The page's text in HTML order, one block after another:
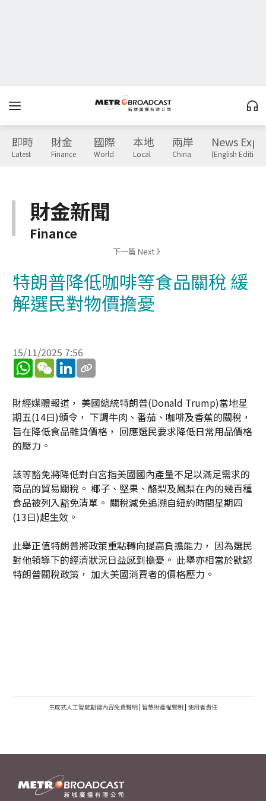
即時
Latest
財金
Finance
國際
World
本地
Local
兩岸
China
News
(English Edition)
財金新聞
Finance
下一篇 Next 》
特朗普降低咖啡等食品關稅 緩
解選民對物價擔憂
15/11/2025 7:56
WhatsApp
WeChatLinkedIn
財經媒體報道， 美國總統特朗普(Donald Trump)當地星
期五(14日)頒令， 下調牛肉、番茄、咖啡及香蕉的關稅，
旨在降低食品雜貨價格， 回應選民要求降低日常用品價格
的壓力。
該等豁免將降低對白宮指美國國內產量不足以滿足需求的
商品的貿易關稅。 椰子、堅果、酪梨及鳳梨在內的幾百種
食品被列入豁免清單。 關稅減免追溯自紐約時間星期四
(13日)起生效。
此舉正值特朗普將政策重點轉向提高負擔能力， 因為選民
對他領導下的經濟狀況日益感到擔憂。 此舉亦相當於默認
特朗普關稅政策， 加大美國消費者的價格壓力。
生成式人工智能創建內容免責聲明 | 智慧財產權聲明 | 使用者責任